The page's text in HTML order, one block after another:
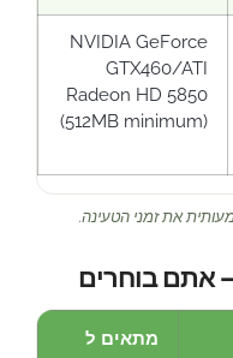
NVIDIA GeForce
GTX460/ATI
Radeon HD 5850
(512MB minimum)
אתם בוחרים
מתאים ל